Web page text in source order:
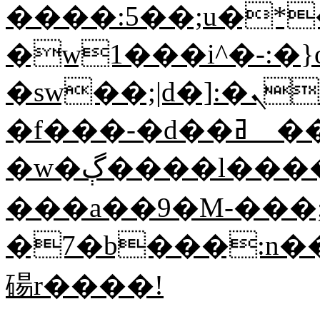
�w1���i^�-
�sw��;|d�]:�ܢK���%X�d��Ff���.�{�.:ς�����o��^�\�&8�+�w�'��j�E'��7��q���;��i^�-
�f���-�d��ߥ__��Ο�[�����IX��!
�w�ڳ����l����*��]:���ͭu�����ݕ\�~��8����[j�����W��Pﭳ��-
���a��9�M-
碭r����!